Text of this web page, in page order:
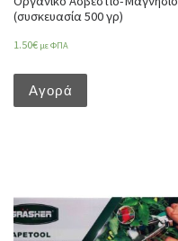
(συσκευασία 500 γρ)
1.50€ με ΦΠΑ
Αγορά